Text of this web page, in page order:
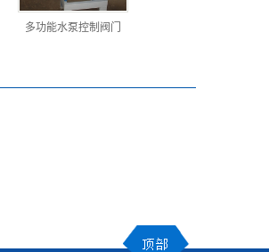
多功能水泵控制阀门